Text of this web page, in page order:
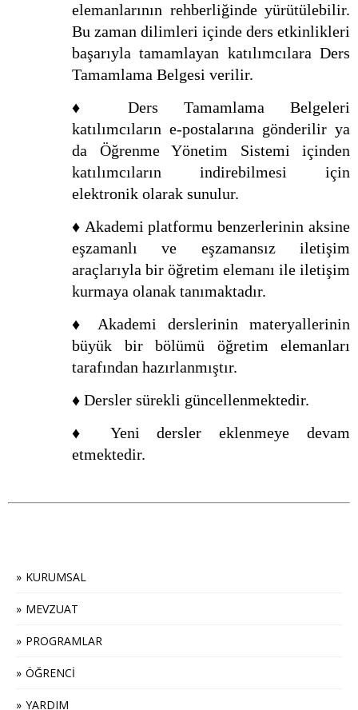
elemanlarının rehberliğinde yürütülebilir.
Bu zaman dilimleri içinde ders etkinlikleri
başarıyla tamamlayan katılımcılara Ders
Tamamlama Belgesi verilir.
♦ Ders Tamamlama Belgeleri
katılımcıların e-postalarına gönderilir ya
da Öğrenme Yönetim Sistemi içinden
katılımcıların indirebilmesi için
elektronik olarak sunulur.
♦ Akademi platformu benzerlerinin aksine
eşzamanlı ve eşzamansız iletişim
araçlarıyla bir öğretim elemanı ile iletişim
kurmaya olanak tanımaktadır.
♦ Akademi derslerinin materyallerinin
büyük bir bölümü öğretim elemanları
tarafından hazırlanmıştır.
♦ Dersler sürekli güncellenmektedir.
♦ Yeni dersler eklenmeye devam
etmektedir.
KURUMSAL
MEVZUAT
PROGRAMLAR
ÖĞRENCİ
YARDIM